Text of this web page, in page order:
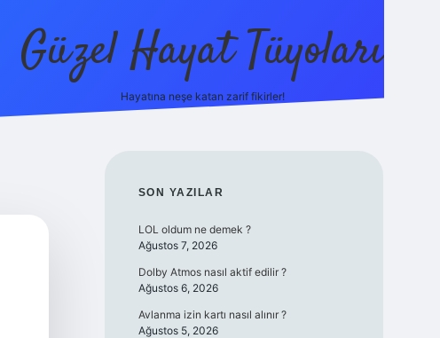
Güzel Hayat Tüyoları
Hayatına neşe katan zarif fikirler!
SIDEBAR
SON YAZILAR
LOL oldum ne demek ?
Ağustos 7, 2026
Dolby Atmos nasıl aktif edilir ?
Ağustos 6, 2026
Avlanma izin kartı nasıl alınır ?
Ağustos 5, 2026